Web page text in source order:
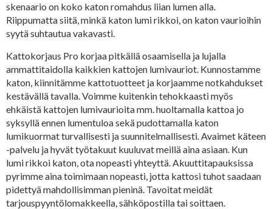
skenaario on koko katon romahdus liian lumen alla.
Riippumatta siitä, minkä katon lumi rikkoi, on katon vaurioihin
syytä suhtautua vakavasti.
Kattokorjaus Pro korjaa pitkällä osaamisella ja lujalla
ammattitaidolla kaikkien kattojen lumivauriot. Kunnostamme
katon, kiinnitämme kattotuotteet ja korjaamme notkahdukset
kestävällä tavalla. Voimme kuitenkin tehokkaasti myös
ehkäistä kattojen lumivaurioita mm. huoltamalla kattoa jo
syksyllä ennen lumentuloa sekä pudottamalla katon
lumikuormat turvallisesti ja suunnitelmallisesti. Avaimet käteen
-palvelu ja hyvät työtakuut kuuluvat meillä aina asiaan. Kun
lumi rikkoi katon, ota nopeasti yhteyttä. Akuuttitapauksissa
pyrimme aina toimimaan nopeasti, jotta kattosi tuhot saadaan
pidettyä mahdollisimman pieninä. Tavoitat meidät
tarjouspyyntölomakkeella, sähköpostilla tai soittaen.